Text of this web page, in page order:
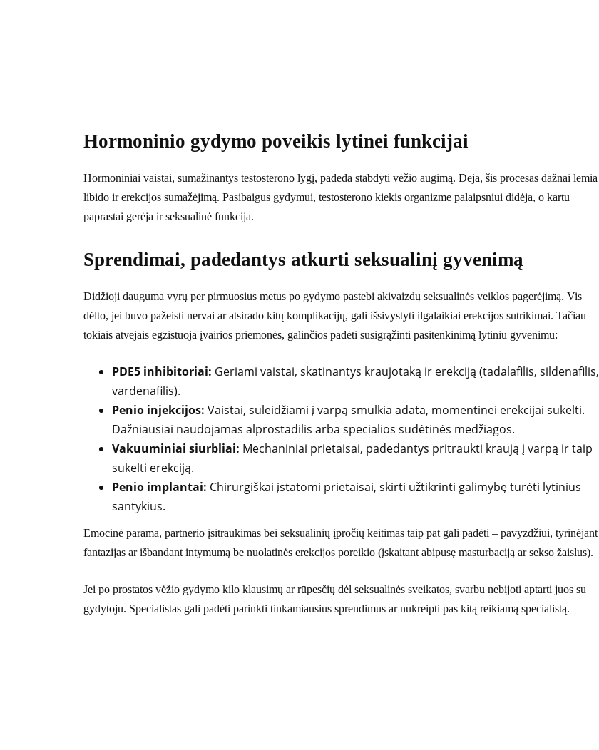
Hormoninio gydymo poveikis lytinei funkcijai
Hormoniniai vaistai, sumažinantys testosterono lygį, padeda stabdyti vėžio augimą. Deja, šis procesas dažnai lemia
libido ir erekcijos sumažėjimą. Pasibaigus gydymui, testosterono kiekis organizme palaipsniui didėja, o kartu
paprastai gerėja ir seksualinė funkcija.
Sprendimai, padedantys atkurti seksualinį gyvenimą
Didžioji dauguma vyrų per pirmuosius metus po gydymo pastebi akivaizdų seksualinės veiklos pagerėjimą. Vis
dėlto, jei buvo pažeisti nervai ar atsirado kitų komplikacijų, gali išsivystyti ilgalaikiai erekcijos sutrikimai. Tačiau
tokiais atvejais egzistuoja įvairios priemonės, galinčios padėti susigrąžinti pasitenkinimą lytiniu gyvenimu:
PDE5 inhibitoriai: Geriami vaistai, skatinantys kraujotaką ir erekciją (tadalafilis, sildenafilis,
vardenafilis).
Penio injekcijos: Vaistai, suleidžiami į varpą smulkia adata, momentinei erekcijai sukelti.
Dažniausiai naudojamas alprostadilis arba specialios sudėtinės medžiagos.
Vakuuminiai siurbliai: Mechaniniai prietaisai, padedantys pritraukti kraują į varpą ir taip
sukelti erekciją.
Penio implantai: Chirurgiškai įstatomi prietaisai, skirti užtikrinti galimybę turėti lytinius
santykius.
Emocinė parama, partnerio įsitraukimas bei seksualinių įpročių keitimas taip pat gali padėti – pavyzdžiui, tyrinėjant
fantazijas ar išbandant intymumą be nuolatinės erekcijos poreikio (įskaitant abipusę masturbaciją ar sekso žaislus).
Jei po prostatos vėžio gydymo kilo klausimų ar rūpesčių dėl seksualinės sveikatos, svarbu nebijoti aptarti juos su
gydytoju. Specialistas gali padėti parinkti tinkamiausius sprendimus ar nukreipti pas kitą reikiamą specialistą.